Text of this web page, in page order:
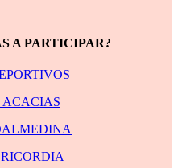
A PARTICIPAR?